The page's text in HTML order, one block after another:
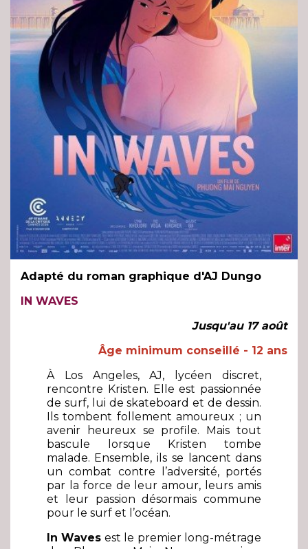
Adapté du roman graphique d'AJ Dungo
IN WAVES
Jusqu'au 17 août
Âge minimum conseillé - 12 ans
À Los Angeles, AJ, lycéen discret,
rencontre Kristen. Elle est passionnée
de surf, lui de skateboard et de dessin.
Ils tombent follement amoureux ; un
avenir heureux se profile. Mais tout
bascule lorsque Kristen tombe
malade. Ensemble, ils se lancent dans
un combat contre l’adversité, portés
par la force de leur amour, leurs amis
et leur passion désormais commune
pour le surf et l’océan.
In Waves est le premier long-métrage